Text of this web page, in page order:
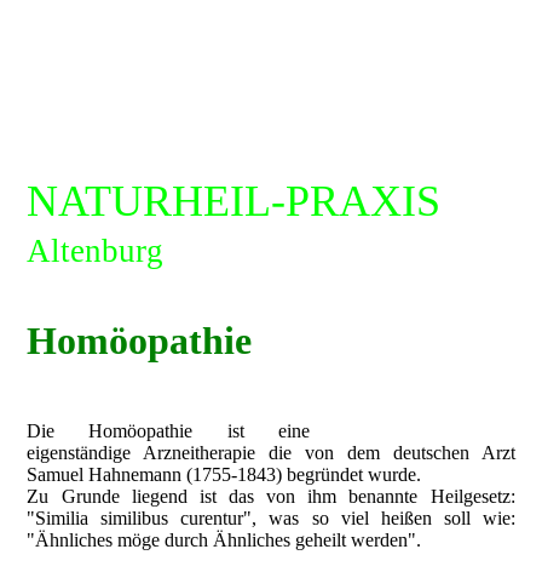
NATURHEIL-PRAXIS
Altenburg
Homöopathie
Die Homöopathie ist eine
eigenständige Arzneitherapie die von dem deutschen Arzt
Samuel Hahnemann (1755-1843) begründet wurde.
Zu Grunde liegend ist das von ihm benannte Heilgesetz:
"Similia similibus curentur", was so viel heißen soll wie:
"Ähnliches möge durch Ähnliches geheilt werden".